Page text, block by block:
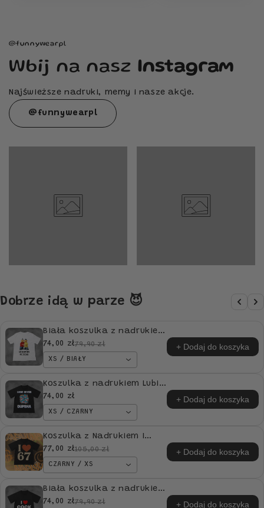
@funnywearpl
Wbij na nasz Instagram
Najświeższe nadruki, memy i nasze akcje.
@funnywearpl
Dobrze idą w parze 😈
Biała koszulka z nadrukiem
Sąsiedzi "Czego myśmy nie
z*ebali!" idealna na
PREZENT
74,00 zł79,90 zł
XS / BIAŁY
+ Dodaj do koszyka
Koszulka z nadrukiem Lubie
Gryźć Dupska idealna na
PREZENT
74,00 zł
XS / CZARNY
+ Dodaj do koszyka
Koszulka z Nadrukiem I
LOVE 67
77,00 zł105,00 zł
CZARNY / XS
+ Dodaj do koszyka
Biała koszulka z nadrukiem
I Love COCKtails idealna na
74,00 zł79,90 zł + Dodaj do koszyka